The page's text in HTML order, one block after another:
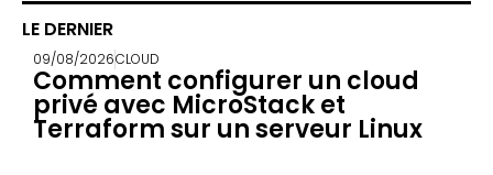
LE DERNIER
09/08/2026CLOUD
Comment configurer un cloud
privé avec MicroStack et
Terraform sur un serveur Linux